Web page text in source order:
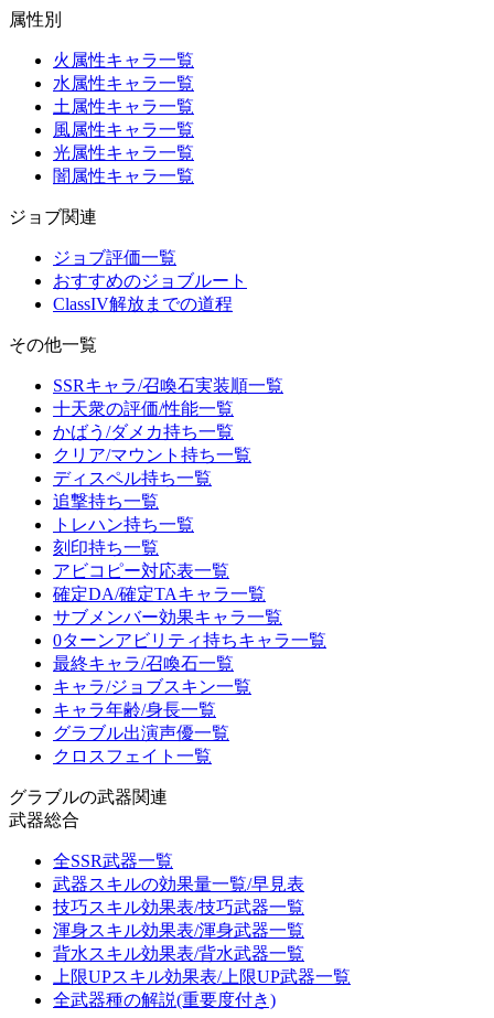
属性別
火属性キャラ一覧
水属性キャラ一覧
土属性キャラ一覧
風属性キャラ一覧
光属性キャラ一覧
闇属性キャラ一覧
ジョブ関連
ジョブ評価一覧
おすすめのジョブルート
ClassIV解放までの道程
その他一覧
SSRキャラ/召喚石実装順一覧
十天衆の評価/性能一覧
かばう/ダメカ持ち一覧
クリア/マウント持ち一覧
ディスペル持ち一覧
追撃持ち一覧
トレハン持ち一覧
刻印持ち一覧
アビコピー対応表一覧
確定DA/確定TAキャラ一覧
サブメンバー効果キャラ一覧
0ターンアビリティ持ちキャラ一覧
最終キャラ/召喚石一覧
キャラ/ジョブスキン一覧
キャラ年齢/身長一覧
グラブル出演声優一覧
クロスフェイト一覧
グラブルの武器関連
武器総合
全SSR武器一覧
武器スキルの効果量一覧/早見表
技巧スキル効果表/技巧武器一覧
渾身スキル効果表/渾身武器一覧
背水スキル効果表/背水武器一覧
上限UPスキル効果表/上限UP武器一覧
全武器種の解説(重要度付き)